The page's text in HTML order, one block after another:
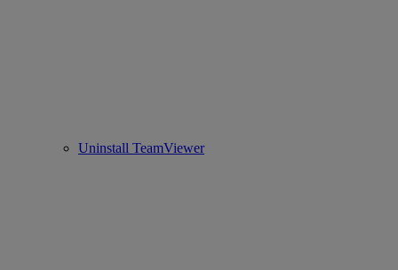
Uninstall TeamViewer